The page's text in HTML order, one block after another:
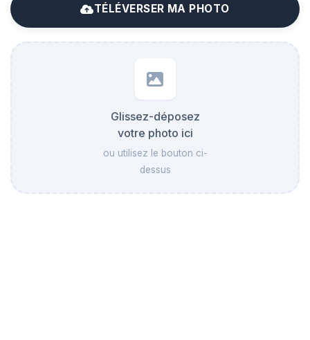
TÉLÉVERSER MA PHOTO
Glissez-déposez
votre photo ici
ou utilisez le bouton ci-
dessus